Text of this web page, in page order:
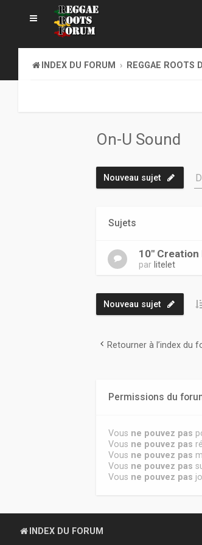
INDEX DU FORUM REGGAE ROOTS
On-U Sound
Nouveau sujet
Sujets
10" Creation
par litelet
Nouveau sujet
Retourner à l’index du
Permissions du
Vous ne pouvez pas
Vous ne pouvez pas
Vous ne pouvez pas
Vous ne pouvez pas
Vous ne pouvez pas
INDEX DU FORUM